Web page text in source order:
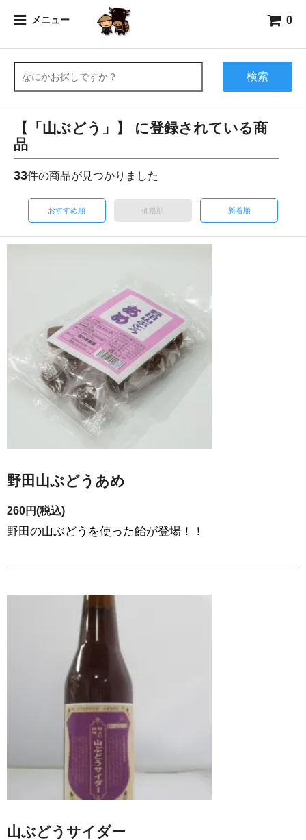
メニュー 0
検索
【「山ぶどう」】 に登録されている商
品
33件の商品が見つかりました
おすすめ順 価格順 新着順
野田山ぶどうあめ
260円(税込)
野田の山ぶどうを使った飴が登場！！
山ぶどうサイダー